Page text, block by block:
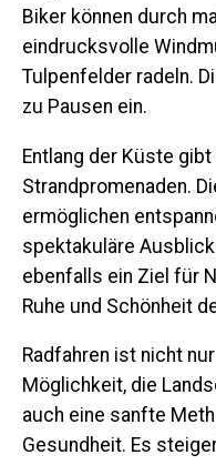
Biker können durch
eindrucksvolle
Tulpenfelder radeln.
zu Pausen ein.
Entlang der Küste
Strandpromenaden.
ermöglichen
spektakuläre
ebenfalls ein Ziel für
Ruhe und Schönheit
Radfahren ist nicht
Möglichkeit, die
auch eine sanfte
Gesundheit. Es